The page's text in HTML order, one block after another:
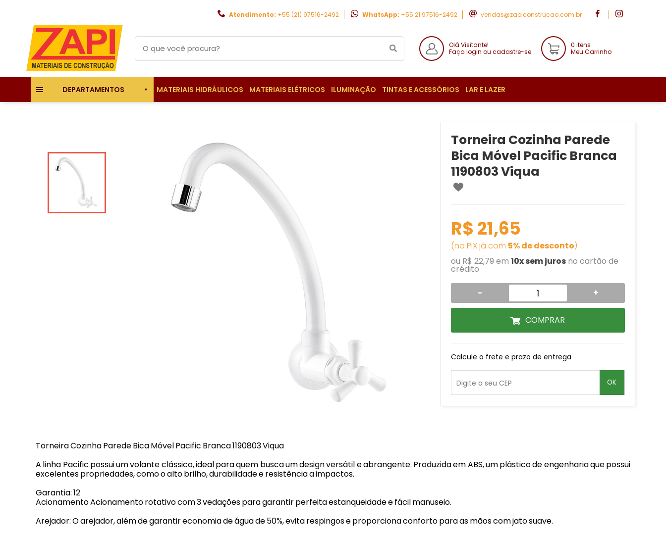
Atendimento: +55 (21) 97516-2492 WhatsApp: +55 21 97516-2492 vendas@zapiconstrucao.com.br
Olá Visitante!
Faça login ou cadastre-se
0 itens
Meu Carrinho
DEPARTAMENTOS MATERIAIS HIDRÁULICOS MATERIAIS ELÉTRICOS ILUMINAÇÃO TINTAS E ACESSÓRIOS LAR E LAZER
Torneira Cozinha Parede
Bica Móvel Pacific Branca
1190803 Viqua
R$ 21,65
(no PIX já com 5% de desconto)
ou R$ 22,79 em 10x sem jurosno cartão de
crédito
- +
COMPRAR
Calcule o frete e prazo de entrega
OK
Torneira Cozinha Parede Bica Móvel Pacific Branca 1190803 Viqua
A linha Pacific possui um volante clássico, ideal para quem busca um design versátil e abrangente. Produzida em ABS, um plástico de engenharia que possui
excelentes propriedades, como o alto brilho, durabilidade e resistência a impactos.
Garantia: 12
Acionamento Acionamento rotativo com 3 vedações para garantir perfeita estanqueidade e fácil manuseio.
Arejador: O arejador, além de garantir economia de água de 50%, evita respingos e proporciona conforto para as mãos com jato suave.